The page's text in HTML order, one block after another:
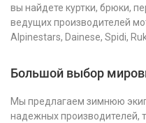
вы найдете куртки, брюки,
ведущих производителей
Alpinestars, Dainese, Spidi,
Большой выбор
Мы предлагаем зимнюю
надежных производителей,